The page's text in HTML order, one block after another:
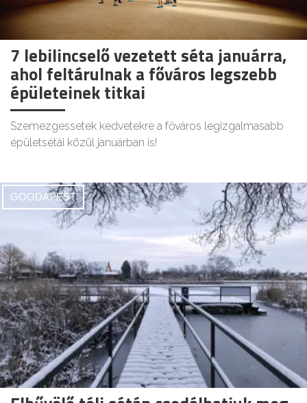
7 lebilincselő vezetett séta januárra,
ahol feltárulnak a főváros legszebb
épületeinek titkai
Szemezgessetek kedvetekre a főváros legizgalmasabb
épületsétái közül januárban is!
GOODAPEST